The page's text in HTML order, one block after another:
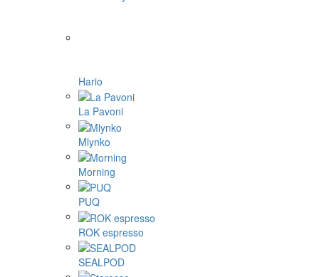
Hario
La Pavoni
Mlynko
Morning
PUQ
ROK espresso
SEALPOD